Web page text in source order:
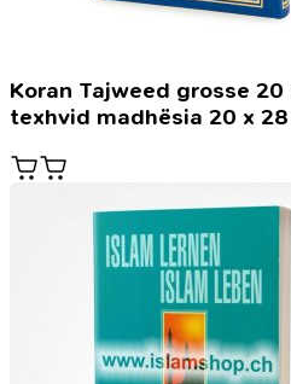
Koran Tajweed grosse
texhvid madhësia 20 x